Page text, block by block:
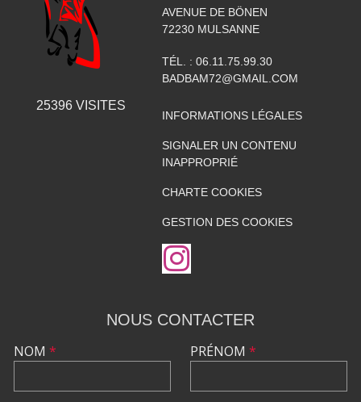
25396VISITES
AVENUE DE BÖNEN
72230 MULSANNE
TÉL. : 06.11.75.99.30
BADBAM72@GMAIL.COM
INFORMATIONS LÉGALES
SIGNALER UN CONTENU
INAPPROPRIÉ
CHARTE COOKIES
GESTION DES COOKIES
NOUS CONTACTER
NOM * PRÉNOM *